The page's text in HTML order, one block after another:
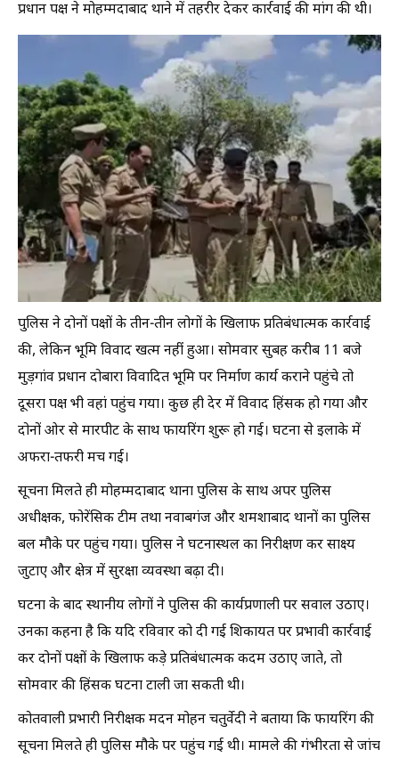
प्रधान पक्ष ने मोहम्मदाबाद थाने में तहरीर देकर कार्रवाई की मांग की थी।
पुलिस ने दोनों पक्षों के तीन-तीन लोगों के खिलाफ प्रतिबंधात्मक कार्रवाई
की, लेकिन भूमि विवाद खत्म नहीं हुआ। सोमवार सुबह करीब 11 बजे
मुड़गांव प्रधान दोबारा विवादित भूमि पर निर्माण कार्य कराने पहुंचे तो
दूसरा पक्ष भी वहां पहुंच गया। कुछ ही देर में विवाद हिंसक हो गया और
दोनों ओर से मारपीट के साथ फायरिंग शुरू हो गई। घटना से इलाके में
अफरा-तफरी मच गई।
सूचना मिलते ही मोहम्मदाबाद थाना पुलिस के साथ अपर पुलिस
अधीक्षक, फोरेंसिक टीम तथा नवाबगंज और शमशाबाद थानों का पुलिस
बल मौके पर पहुंच गया। पुलिस ने घटनास्थल का निरीक्षण कर साक्ष्य
जुटाए और क्षेत्र में सुरक्षा व्यवस्था बढ़ा दी।
घटना के बाद स्थानीय लोगों ने पुलिस की कार्यप्रणाली पर सवाल उठाए।
उनका कहना है कि यदि रविवार को दी गई शिकायत पर प्रभावी कार्रवाई
कर दोनों पक्षों के खिलाफ कड़े प्रतिबंधात्मक कदम उठाए जाते, तो
सोमवार की हिंसक घटना टाली जा सकती थी।
कोतवाली प्रभारी निरीक्षक मदन मोहन चतुर्वेदी ने बताया कि फायरिंग की
सूचना मिलते ही पुलिस मौके पर पहुंच गई थी। मामले की गंभीरता से जांच